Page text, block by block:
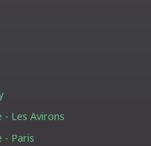
Les Avirons
- Paris